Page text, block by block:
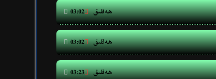
 03:02 ھەقلىق
 03:02 ھەقلىق
 03:23 ھەقلىق